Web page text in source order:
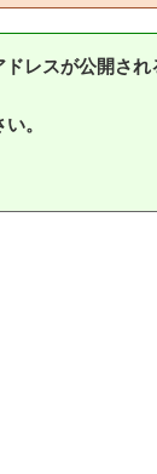
ドレスが公開さ
。